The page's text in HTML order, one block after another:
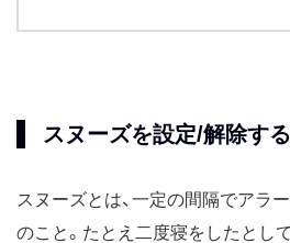
スヌーズを設定/解除する
スヌーズとは、一定の間隔でアラ
のこと。たとえ二度寝をしたとし